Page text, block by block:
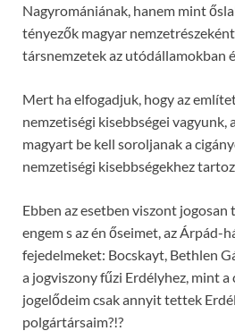
Nagyromániának, hanem mint
tényezők magyar
társnemzetek az utódállamokban
Mert ha elfogadjuk, hogy az
nemzetiségi kisebbségei vagyunk,
magyart be kell soroljanak a
nemzetiségi kisebbségekhez
Ebben az esetben viszont jogosan
engem s az én őseimet, az Árpád-
fejedelmeket: Bocskayt, Bethlen
a jogviszony fűzi Erdélyhez, mint
jogelődeim csak annyit tettek
polgártársaim?!?